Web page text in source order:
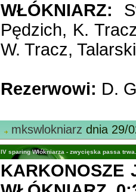
WŁÓKNIARZ:
Pędzich, K.
W. Tracz,
Rezerwowi: D.
mkswlokniarz dnia 29/
IV sparing Włókniarza - zwycięska passa trwa.
KARKONOSZE